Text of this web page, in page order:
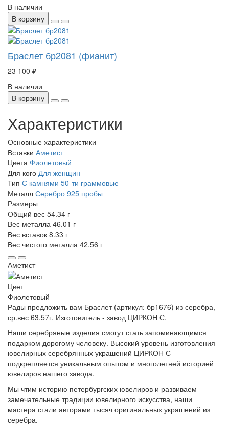
В наличии
В корзину
Браслет бр2081 (фианит)
23 100 ₽
В наличии
В корзину
Характеристики
Основные характеристики
Вставки Аметист
Цвета Фиолетовый
Для кого Для женщин
Тип С камнями 50-ти граммовые
Металл Серебро 925 пробы
Размеры
Общий вес 54.34 г
Вес металла 46.01 г
Вес вставок 8.33 г
Вес чистого металла 42.56 г
Аметист
Цвет
Фиолетовый
Рады предложить вам Браслет (артикул: бр1676) из серебра,
ср.вес 63.57г. Изготовитель - завод ЦИРКОН С.
Наши серебряные изделия смогут стать запоминающимся
подарком дорогому человеку. Высокий уровень изготовления
ювелирных серебрянных украшений ЦИРКОН С
подкрепляется уникальным опытом и многолетней историей
ювелиров нашего завода.
Мы чтим историю петербургских ювелиров и развиваем
замечательные традиции ювелирного искусства, наши
мастера стали авторами тысяч оригинальных украшений из
серебра.